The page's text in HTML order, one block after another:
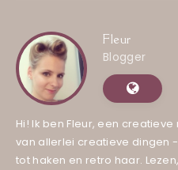
Fleur
Blogger
Hi! Ik ben Fleur, een
van allerlei creatieve dingen -
tot haken en retro haar.